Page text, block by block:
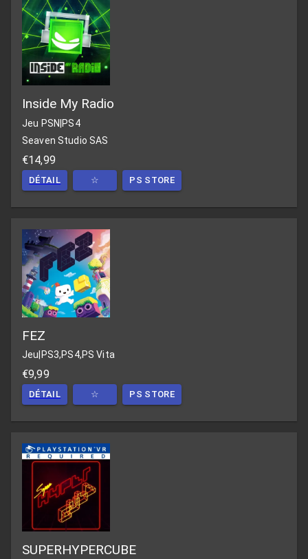
Inside My Radio
Jeu PSN PS4
Seaven Studio SAS
€14,99
DÉTAIL ☆ PS STORE
FEZ
Jeu PS3,PS4,PS Vita
€9,99
DÉTAIL ☆ PS STORE
SUPERHYPERCUBE